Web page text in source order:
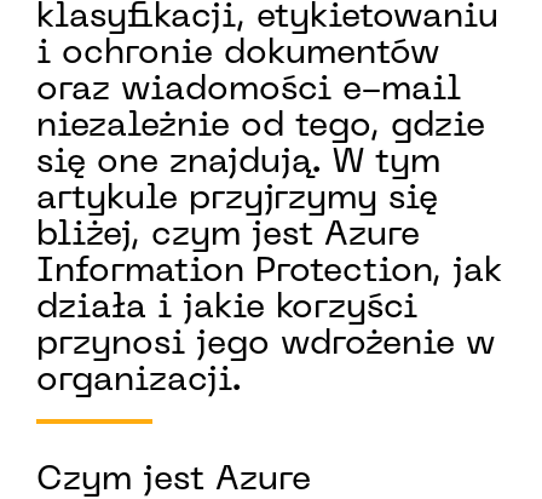
klasyfikacji, etykietowaniu
i ochronie dokumentów
oraz wiadomości e-mail
niezależnie od tego, gdzie
się one znajdują. W tym
artykule przyjrzymy się
bliżej, czym jest Azure
Information Protection, jak
działa i jakie korzyści
przynosi jego wdrożenie w
organizacji.
Czym jest Azure